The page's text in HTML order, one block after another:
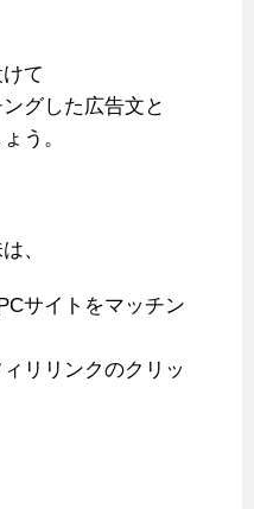
て
グした広告文と
う。
、
サイトをマッチン
リリンクのクリッ